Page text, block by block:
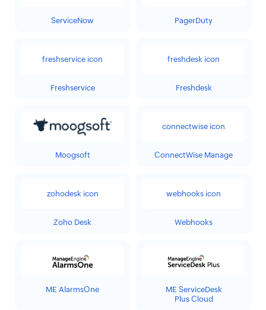
ServiceNow PagerDuty
Freshservice Freshdesk
Moogsoft ConnectWise Manage
Zoho Desk Webhooks
ME AlarmsOne
ME ServiceDesk
Plus Cloud